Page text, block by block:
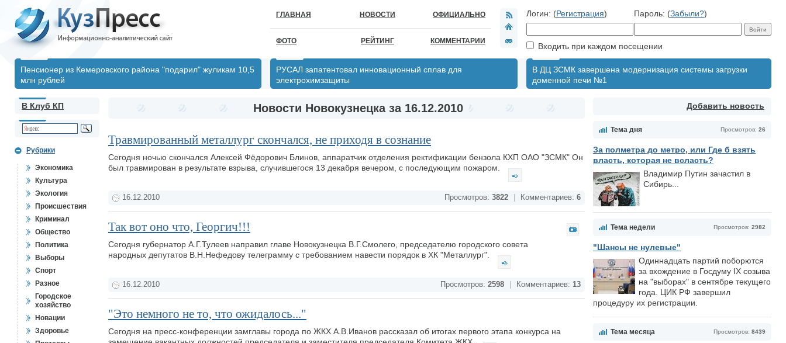
ГЛАВНАЯ НОВОСТИ ОФИЦИАЛЬНО
ФОТО РЕЙТИНГ КОММЕНТАРИИ
Логин: (Регистрация) Пароль: (Забыли?)
Входить при каждом посещении
Пенсионер из Кемеровского района "подарил" жуликам 10,5
млн рублей
РУСАЛ запатентовал инновационный сплав для
электрохимзащиты
В ДЦ ЗСМК завершена модернизация системы загрузки
доменной печи №1
Добавить новость
Просмотров: 26
Тема дня
За полметра до метро, или Где б взять
власть, которая не всласть?
Владимир Путин зачастил в
Сибирь...
Просмотров: 2982
Тема недели
"Шансы не нулевые"
Одиннадцать партий поборются
за вхождение в Госдуму IX созыва
на "выборах" в сентябре текущего
года. ЦИК РФ завершил
процедуру их регистрации.
Просмотров: 8439
Тема месяца
В Клуб КП
Рубрики
Экономика
Культура
Экология
Происшествия
Криминал
Общество
Политика
Выборы
Спорт
Разное
Городское
хозяйство
Новации
Здоровье
Новости Новокузнецка за 16.12.2010
Травмированный металлург скончался, не приходя в сознание
Сегодня ночью скончался Алексей Фёдорович Блинов, аппаратчик отделения ректификации бензола КХП ОАО "ЗСМК" Он
был травмирован в результате взрыва, случившегося 13 декабря вечером, с последующим пожаром.
16.12.2010 Просмотров: 3822 Комментариев: 6
Так вот оно что, Георгич!!!
Сегодня губернатор А.Г.Тулеев направил главе Новокузнецка В.Г.Смолего, председателю городского совета
народных депутатов В.Н.Нефедову телеграмму с требованием навести порядок в ХК "Металлург".
16.12.2010 Просмотров: 2598 Комментариев: 13
"Это немного не то, что ожидалось..."
Сегодня на пресс-конференции замглавы города по ЖКХ А.В.Иванов рассказал об итогах первого этапа конкурса на